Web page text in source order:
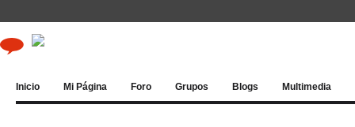
Inicio Mi Página Foro Grupos Blogs Multimedia